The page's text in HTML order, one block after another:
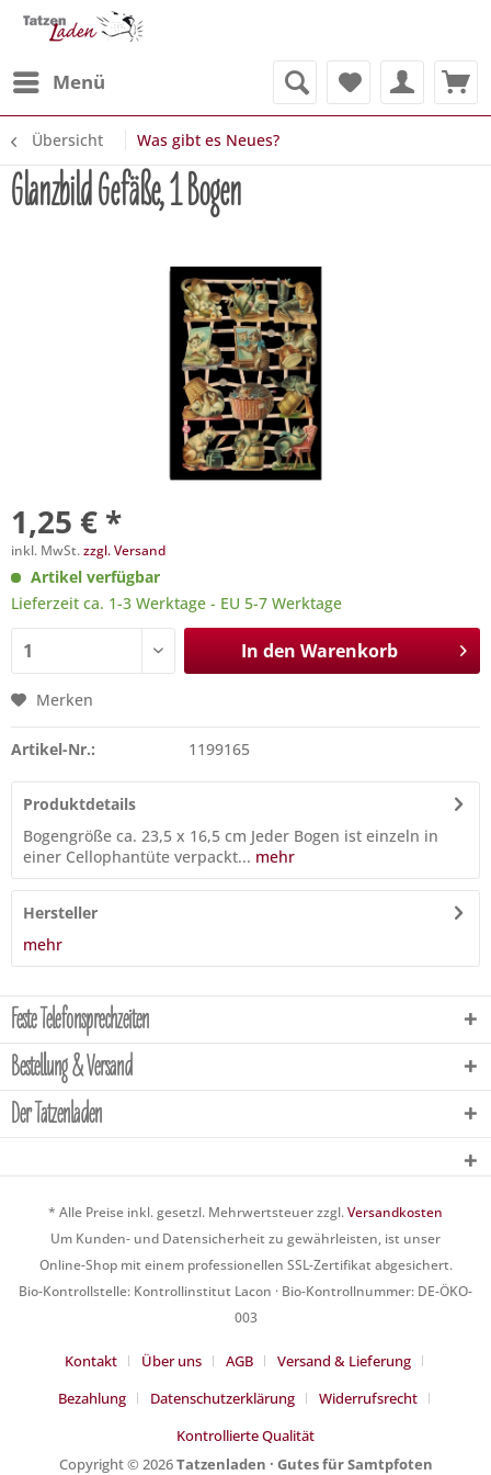
Menü
Übersicht Was gibt es Neues?
Glanzbild Gefäße, 1 Bogen
1,25 € *
inkl. MwSt.zzgl. Versand
Artikel verfügbar
Lieferzeit ca. 1-3 Werktage - EU 5-7 Werktage
In den Warenkorb
Merken
Artikel-Nr.: 1199165
Produktdetails
Bogengröße ca. 23,5 x 16,5 cm Jeder Bogen ist einzeln in
einer Cellophantüte verpackt... mehr
Hersteller
mehr
Feste Telefonsprechzeiten
Bestellung & Versand
Der Tatzenladen
* Alle Preise inkl. gesetzl. Mehrwertsteuer zzgl.Versandkosten
Um Kunden- und Datensicherheit zu gewährleisten, ist unser
Online-Shop mit einem professionellen SSL-Zertifikat abgesichert.
Bio-Kontrollstelle: Kontrollinstitut Lacon · Bio-Kontrollnummer: DE-ÖKO-
003
Kontakt Über uns AGB
Versand & Lieferung
Bezahlung
Datenschutzerklärung
Widerrufsrecht
Kontrollierte Qualität
Copyright © 2026Tatzenladen · Gutes für Samtpfoten